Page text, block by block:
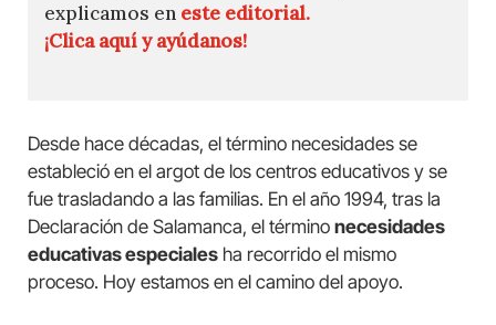
explicamos en este editorial.
¡Clica aquí y ayúdanos!
Desde hace décadas, el término necesidades se
estableció en el argot de los centros educativos y se
fue trasladando a las familias. En el año 1994, tras la
Declaración de Salamanca, el término necesidades
educativas especiales ha recorrido el mismo
proceso. Hoy estamos en el camino del apoyo.